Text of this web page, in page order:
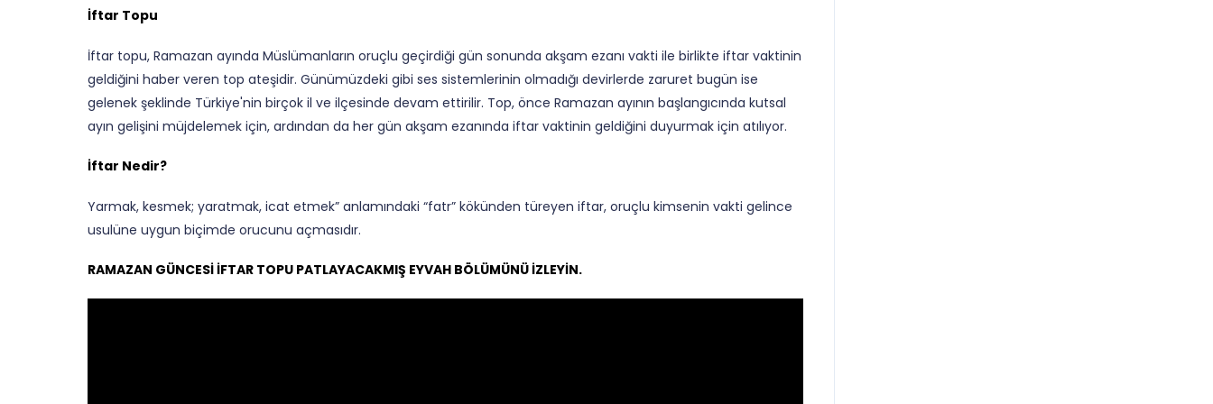
İftar Topu
İftar topu, Ramazan ayında Müslümanların oruçlu geçirdiği gün sonunda akşam ezanı vakti ile birlikte iftar vaktinin
geldiğini haber veren top ateşidir. Günümüzdeki gibi ses sistemlerinin olmadığı devirlerde zaruret bugün ise
gelenek şeklinde Türkiye'nin birçok il ve ilçesinde devam ettirilir. Top, önce Ramazan ayının başlangıcında kutsal
ayın gelişini müjdelemek için, ardından da her gün akşam ezanında iftar vaktinin geldiğini duyurmak için atılıyor.
İftar Nedir?
Yarmak, kesmek; yaratmak, icat etmek” anlamındaki “fatr” kökünden türeyen iftar, oruçlu kimsenin vakti gelince
usulüne uygun biçimde orucunu açmasıdır.
RAMAZAN GÜNCESİ İFTAR TOPU PATLAYACAKMIŞ EYVAH BÖLÜMÜNÜ İZLEYİN.